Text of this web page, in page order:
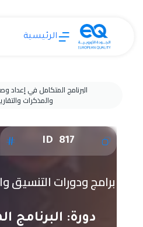
الرئيسية
البرنامج المتكامل في إعداد
والمذكرات
ID 817
برامج ودورات التنسيق
دورة: البرنامج